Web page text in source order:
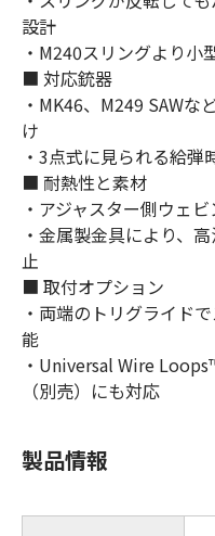
設計
・M240スリングより小
■ 対応銃器
・MK46、M249 SAW
け
・3点式に見られる給
■ 耐熱性と素材
・アジャスター側ウェ
・金属製金具により、
止
■ 取付オプション
・両端のトリグライド
能
・Universal Wire
（別売）にも対応
製品情報